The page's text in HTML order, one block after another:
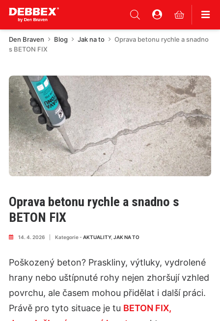
Den Braven Blog Jak na to
Oprava betonu rychle a snadno
s BETON FIX
Oprava betonu rychle a snadno s
BETON FIX
14. 4. 2026 Kategorie - AKTUALITY, JAK NA TO
Poškozený beton? Praskliny, výtluky, vydrolené
hrany nebo uštípnuté rohy nejen zhoršují vzhled
povrchu, ale časem mohou přidělat i další práci.
Právě pro tyto situace je tu BETON FIX,